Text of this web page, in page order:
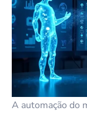
A automação do